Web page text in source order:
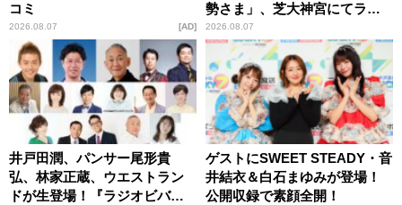
コミ
2026.08.07 AD
勢さま」、芝大神宮にてラン
パンプスが合格祈願！
2026.08.07
井戸田潤、パンサー尾形貴
弘、林家正蔵、ウエストラン
ドが生登場！『ラジオビバリ
ゲストにSWEET STEADY・音
井結衣＆白石まゆみが登場！
公開収録で素顔全開！